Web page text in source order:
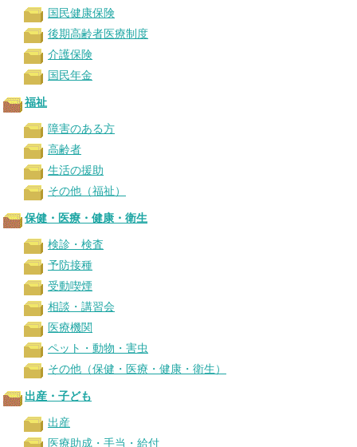
国民健康保険
後期高齢者医療制度
介護保険
国民年金
福祉
障害のある方
高齢者
生活の援助
その他（福祉）
保健・医療・健康・衛生
検診・検査
予防接種
受動喫煙
相談・講習会
医療機関
ペット・動物・害虫
その他（保健・医療・健康・衛生）
出産・子ども
出産
医療助成・手当・給付